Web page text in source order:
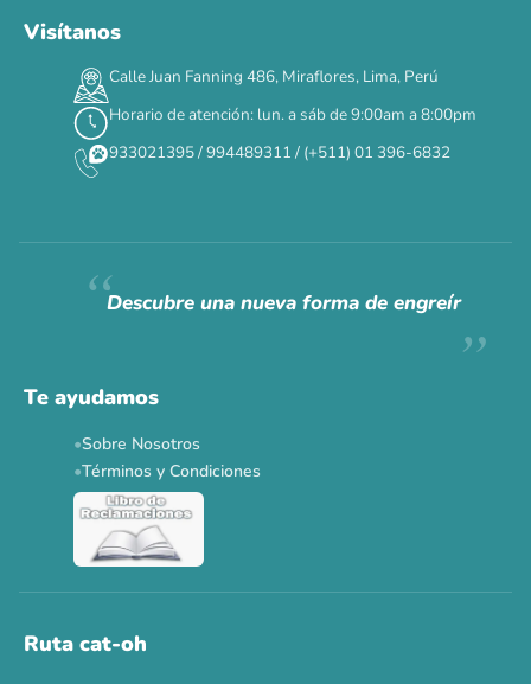
DÍAS HORAS MIN SEG
✕
Siempre fuimosraros.
Ver todas las promos 🐾
Visítanos
Calle Juan Fanning 486, Miraflores, Lima, Perú
Horario de atención: lun. a sáb de 9:00am a 8:00pm
933021395 / 994489311 / (+511) 01 396-6832
Descubre una nueva forma de engreír
Te ayudamos
Sobre Nosotros
Términos y Condiciones
Ruta cat-oh